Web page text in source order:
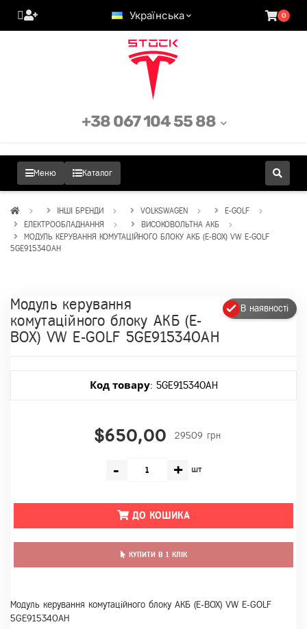
Українська 0
Меню Каталог
+38 067 104 55 88
ІНШІ БРЕНДИ VOLKSWAGEN
E-GOLF
ЕЛЕКТРООБЛАДНАННЯ
ВИСОКОВОЛЬТНА АКБ
МОДУЛЬ КЕРУВАННЯ КОМУТАЦІЙНОГО БЛОКУ АКБ (E-BOX) VW E-GOLF
5GE915340AH
В наявності
Модуль керування
комутаційного блоку АКБ (E-
BOX) VW E-GOLF 5GE915340AH
Код товару: 5GE915340AH
$650,00 29509 грн
- + шт
ДО КОШИКА
КУПИТИ В 1 КЛІК
Модуль керування комутаційного блоку АКБ (E-BOX) VW E-GOLF
5GE915340AH